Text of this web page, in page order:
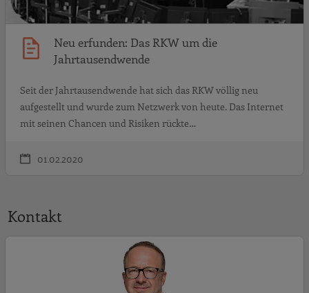
Neu erfunden: Das RKW um die
Jahrtausendwende
Seit der Jahrtausendwende hat sich das RKW völlig neu
aufgestellt und wurde zum Netzwerk von heute. Das Internet
mit seinen Chancen und Risiken rückte…
01.02.2020
Kontakt